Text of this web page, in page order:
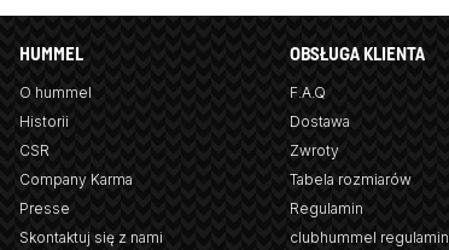
HUMMEL
O hummel
Historii
CSR
Company Karma
Presse
Skontaktuj się z nami
OBSŁUGA KLIENTA
F.A.Q
Dostawa
Zwroty
Tabela rozmiarów
Regulamin
clubhummel regulamin